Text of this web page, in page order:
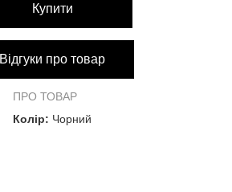
86-96 см
Купити
Відгуки про товар
ПРО ТОВАР
Колір: Чорний